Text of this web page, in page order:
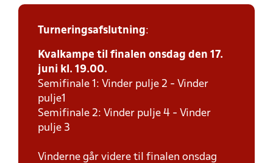
Turneringsafslutning:
Kvalkampe til finalen onsdag den 17.
juni kl. 19.00.
Semifinale 1: Vinder pulje 2 - Vinder
pulje1
Semifinale 2: Vinder pulje 4 - Vinder
pulje 3
Vinderne går videre til finalen onsdag